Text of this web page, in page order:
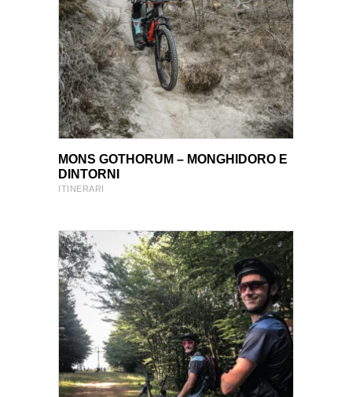
VIEW PRODUCT
VIEW PRODUCT
MONS GOTHORUM – MONGHIDORO E
DINTORNI
ITINERARI